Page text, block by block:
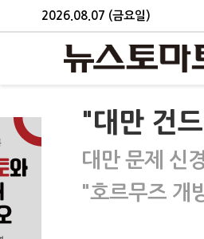
2026.08.07 (금요일)
"대만 건
대만 문제 신
"호르무즈 개